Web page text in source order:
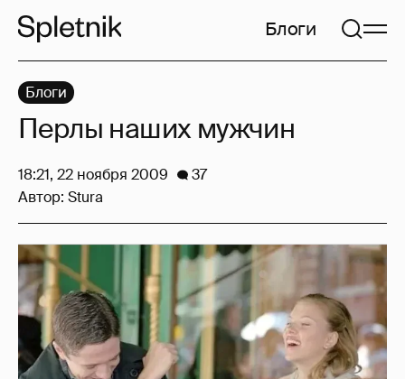
Блоги
Блоги
Перлы наших мужчин
18:21, 22 ноября 2009
37
Автор: Stura